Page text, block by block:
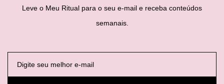
Leve o Meu Ritual para o seu e-mail e receba conteúdos
semanais.
m
m
m